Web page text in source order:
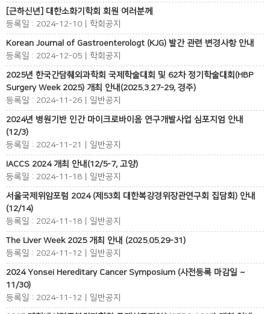
[근하신년] 대한소화기학회 회원 여러분께
등록일 : 2024-12-10 | 학회공지
Korean Journal of Gastroenterologt (KJG) 발간 관련 변경사항 안내
등록일 : 2024-12-05 | 학회공지
2025년 한국간담췌외과학회 국제학술대회 및 62차 정기학술대회(HBP
Surgery Week 2025) 개최 안내(2025.3.27-29, 경주)
등록일 : 2024-11-26 | 일반공지
2024년 병원기반 인간 마이크로바이옴 연구개발사업 심포지엄 안내
(12/3)
등록일 : 2024-11-21 | 일반공지
IACCS 2024 개최 안내(12/5-7, 고양)
등록일 : 2024-11-18 | 일반공지
서울국제위암포럼 2024 (제53회 대한복강경위장관연구회 집담회) 안내
(12/14)
등록일 : 2024-11-18 | 일반공지
The Liver Week 2025 개최 안내 (2025.05.29-31)
등록일 : 2024-11-12 | 일반공지
2024 Yonsei Hereditary Cancer Symposium (사전등록 마감일 ~
11/30)
등록일 : 2024-11-12 | 일반공지